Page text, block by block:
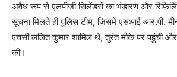
अवैध रूप से एलपीजी सिलेंडरों का भंडारण और
सूचना मिलते ही पुलिस टीम, जिसमें एसआई आर.पी.
एचसी ललित कुमार शामिल थे, तुरंत मौके पर पहुंची और
की।